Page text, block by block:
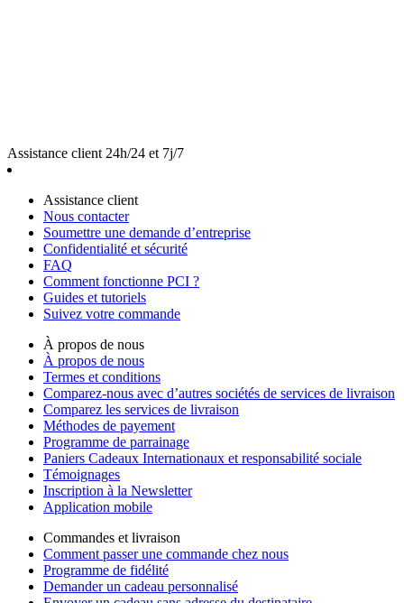
Assistance client 24h/24 et 7j/7
Assistance client
Nous contacter
Soumettre une demande d’entreprise
Confidentialité et sécurité
FAQ
Comment fonctionne PCI ?
Guides et tutoriels
Suivez votre commande
À propos de nous
À propos de nous
Termes et conditions
Comparez-nous avec d’autres sociétés de services de livraison
Comparez les services de livraison
Méthodes de payement
Programme de parrainage
Paniers Cadeaux Internationaux et responsabilité sociale
Témoignages
Inscription à la Newsletter
Application mobile
Commandes et livraison
Comment passer une commande chez nous
Programme de fidélité
Demander un cadeau personnalisé